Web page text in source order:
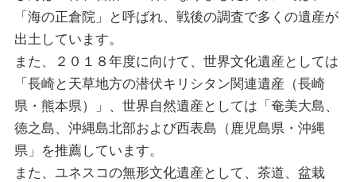
「海の正倉院」と呼ばれ、戦後の調査で多くの遺産が
出土しています。
また、２０１８年度に向けて、世界文化遺産としては
「長崎と天草地方の潜伏キリシタン関連遺産（長崎
県・熊本県）」、世界自然遺産としては「奄美大島、
徳之島、沖縄島北部および西表島（鹿児島県・沖縄
県」を推薦しています。
また、ユネスコの無形文化遺産として、茶道、盆栽